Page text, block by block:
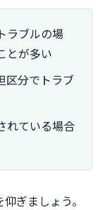
ラブルの場
とが多い
区分でトラブ
れている場合
ぎましょう。